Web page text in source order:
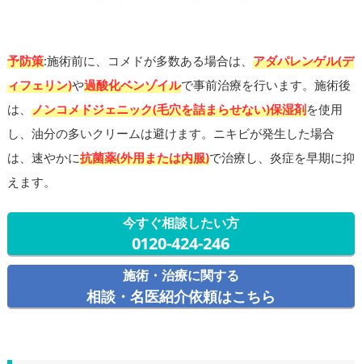
予防策:施術前に、コメドが多数ある場合は、 アダパレンゲル(デ
ィフェリン)や過酸化ベンゾイルで事前治療を行います。施術後
は、 ノンコメドジェニック(毛穴を詰まらせない)保湿剤を使用
し、油分の多いクリームは避けます。ニキビが発生した場合
は、速やかに抗菌薬(外用または内服)で治療し、炎症を早期に抑
えます。
今すぐ相談したい方
0120-424-246
施術・治療に関する
相談・名医紹介依頼はこちら